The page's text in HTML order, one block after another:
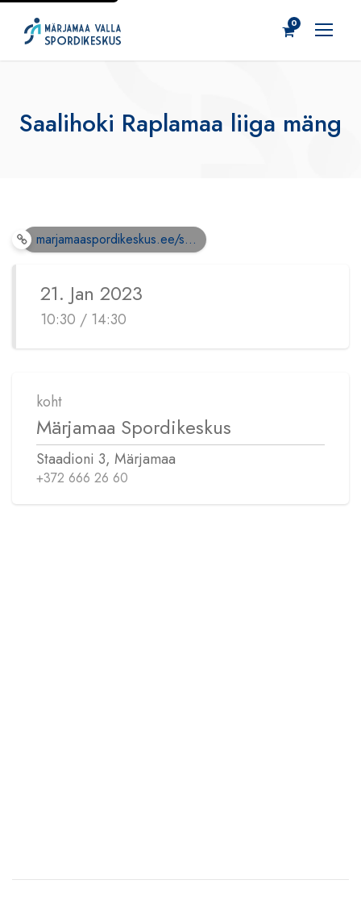
0
Saalihoki Raplamaa liiga mäng
marjamaaspordikeskus.ee/s...
21. Jan 2023
10:30 / 14:30
koht
Märjamaa Spordikeskus
Staadioni 3, Märjamaa
+372 666 26 60